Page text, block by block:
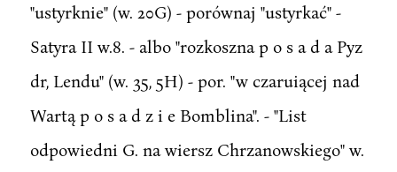
"ustyrknie" (w. 20G) - porównaj "ustyrkać" -
Satyra II w.8. - albo "rozkoszna p o s a d a Pyz
dr, Lendu" (w. 35, 5H) - por. "w czaruiącej nad
Wartą p o s a d z i e Bomblina". - "List
odpowiedni G. na wiersz Chrzanowskiego" w.